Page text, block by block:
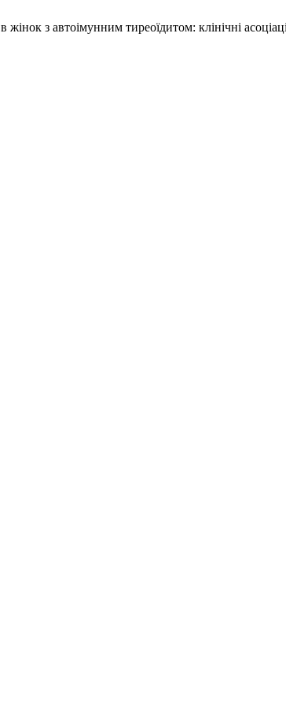
з автоімунним тиреоїдитом: клінічні